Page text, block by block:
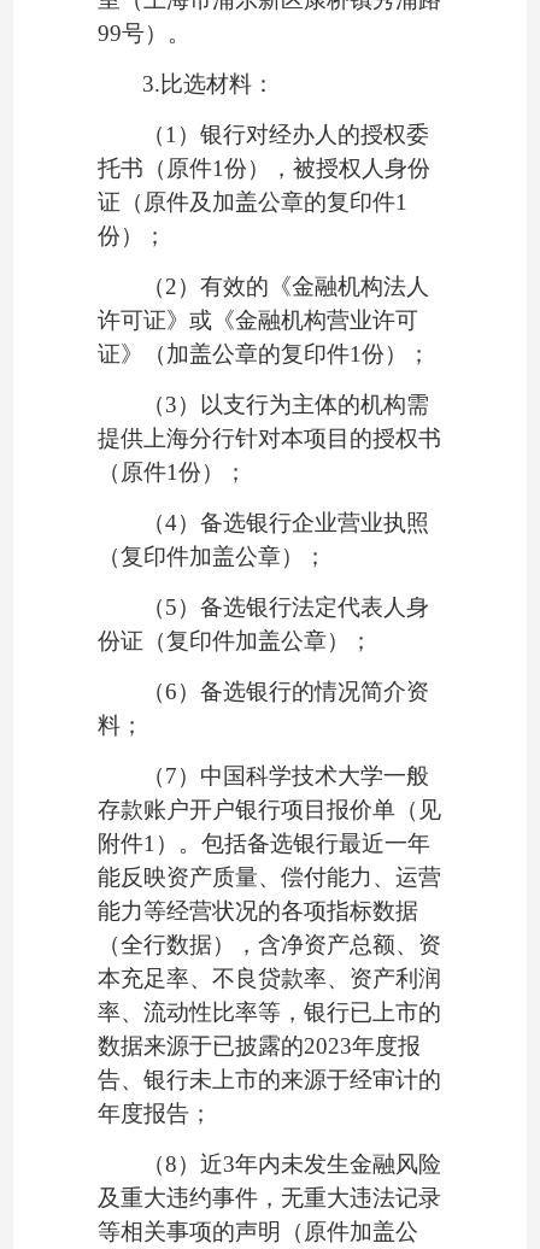
99号）。
3.比选材料：
（1）银行对经办人的授权委
托书（原件1份），被授权人身份
证（原件及加盖公章的复印件1
份）；
（2）有效的《金融机构法人
许可证》或《金融机构营业许可
证》（加盖公章的复印件1份）；
（3）以支行为主体的机构需
提供上海分行针对本项目的授权书
（原件1份）；
（4）备选银行企业营业执照
（复印件加盖公章）；
（5）备选银行法定代表人身
份证（复印件加盖公章）；
（6）备选银行的情况简介资
料；
（7）中国科学技术大学一般
存款账户开户银行项目报价单（见
附件1）。包括备选银行最近一年
能反映资产质量、偿付能力、运营
能力等经营状况的各项指标数据
（全行数据），含净资产总额、资
本充足率、不良贷款率、资产利润
率、流动性比率等，银行已上市的
数据来源于已披露的2023年度报
告、银行未上市的来源于经审计的
年度报告；
（8）近3年内未发生金融风险
及重大违约事件，无重大违法记录
等相关事项的声明（原件加盖公